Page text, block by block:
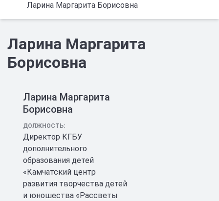
Ларина Маргарита Борисовна
Ларина Маргарита
Борисовна
Ларина Маргарита
Борисовна
ДОЛЖНОСТЬ:
Директор КГБУ
дополнительного
образования детей
«Камчатский центр
развития творчества детей
и юношества «Рассветы